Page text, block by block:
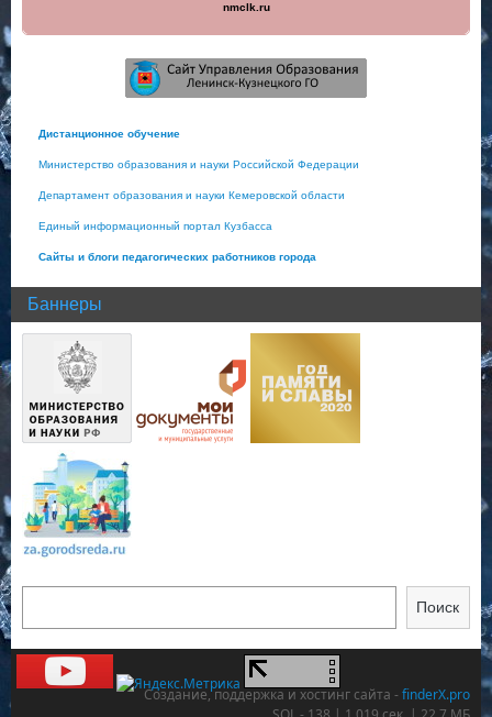
nmclk.ru
Дистанционное обучение
Министерство образования и науки Российской Федерации
Департамент образования и науки Кемеровской области
Единый информационный портал Кузбасса
Сайты и блоги педагогических работников города
Баннеры
Поиск
Создание, поддержка и хостинг сайта -finderX.pro